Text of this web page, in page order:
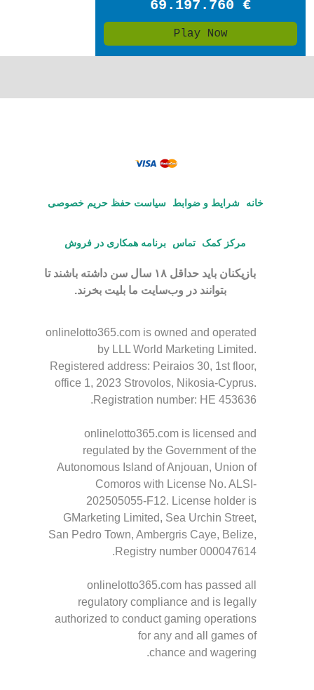
خانه شرایط و ضوابط سیاست حفظ حریم خصوصی
مرکز کمک تماس برنامه همکاری در فروش
بازیکنان باید حداقل ۱۸ سال سن داشته باشند تا
بتوانند در وب‌سایت ما بلیت بخرند.
onlinelotto365.com is owned and operated
by LLL World Marketing Limited.
Registered address: Peiraios 30, 1st floor,
office 1, 2023 Strovolos, Nikosia-Cyprus.
Registration number: HE 453636.
onlinelotto365.com is licensed and
regulated by the Government of the
Autonomous Island of Anjouan, Union of
Comoros with License No. ALSI-
202505055-F12. License holder is
GMarketing Limited, Sea Urchin Street,
San Pedro Town, Ambergris Caye, Belize,
Registry number 000047614.
onlinelotto365.com has passed all
regulatory compliance and is legally
authorized to conduct gaming operations
for any and all games of
chance and wagering.